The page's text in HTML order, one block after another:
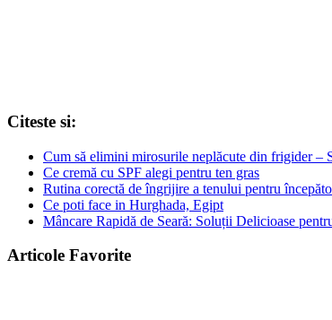
Citeste si:
Cum să elimini mirosurile neplăcute din frigider –
Ce cremă cu SPF alegi pentru ten gras
Rutina corectă de îngrijire a tenului pentru
Ce poti face in Hurghada, Egipt
Mâncare Rapidă de Seară: Soluții Delicioase
Articole Favorite